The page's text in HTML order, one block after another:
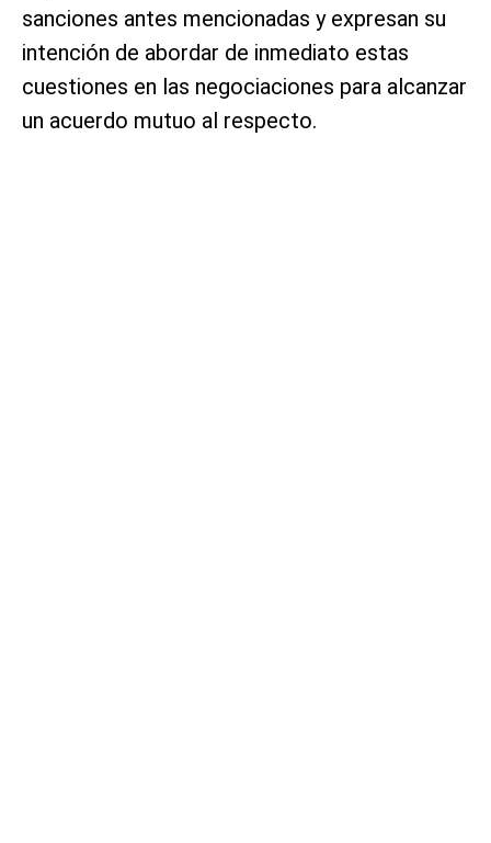
sanciones antes mencionadas y expresan su
intención de abordar de inmediato estas
cuestiones en las negociaciones para alcanzar
un acuerdo mutuo al respecto.